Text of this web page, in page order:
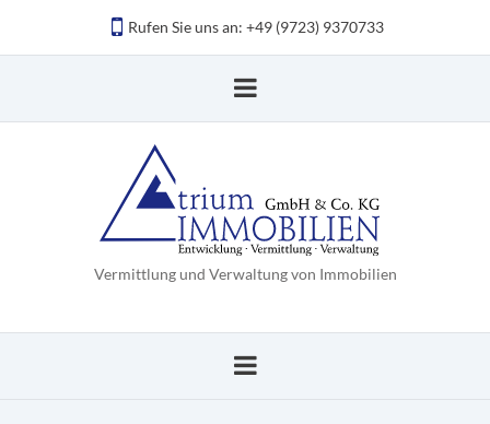
Rufen Sie uns an: +49 (9723) 9370733
Vermittlung und Verwaltung von Immobilien